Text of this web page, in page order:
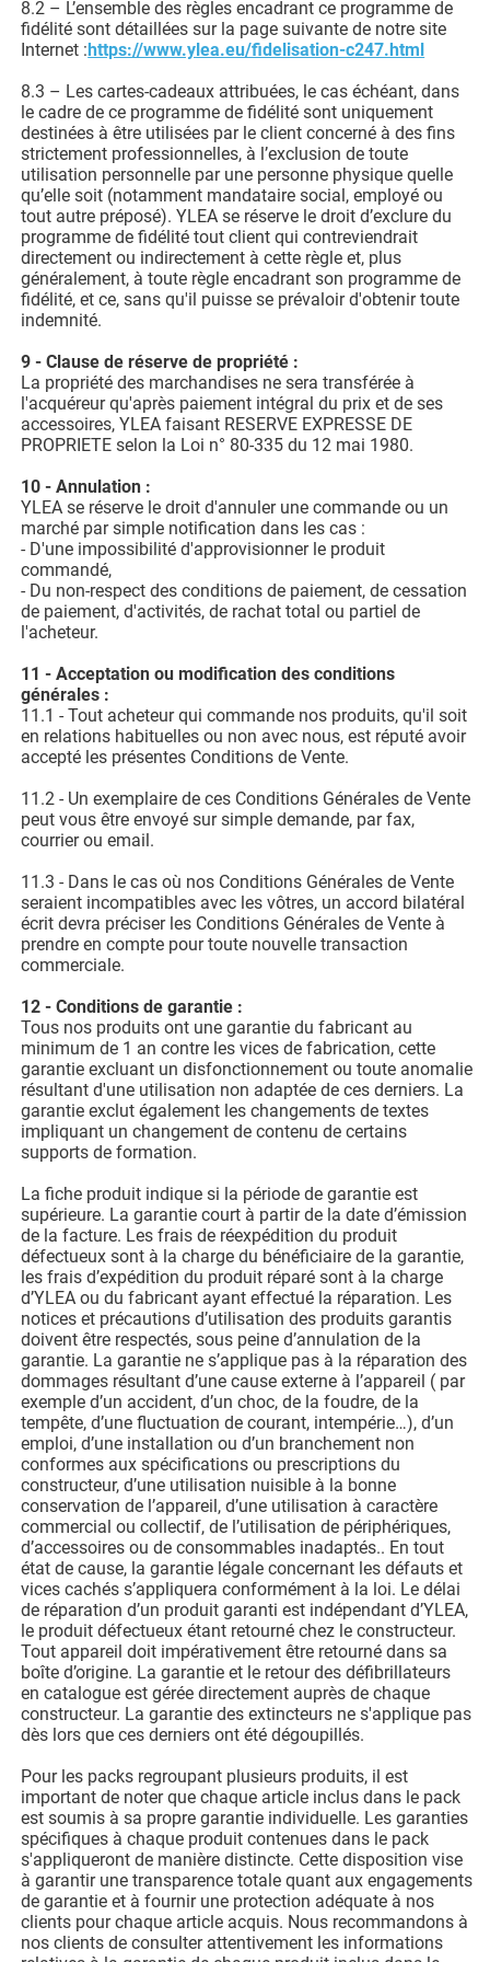
8.2 – L’ensemble des règles encadrant ce programme de
fidélité sont détaillées sur la page suivante de notre site
Internet :https://www.ylea.eu/fidelisation-c247.html
8.3 – Les cartes-cadeaux attribuées, le cas échéant, dans
le cadre de ce programme de fidélité sont uniquement
destinées à être utilisées par le client concerné à des fins
strictement professionnelles, à l’exclusion de toute
utilisation personnelle par une personne physique quelle
qu’elle soit (notamment mandataire social, employé ou
tout autre préposé). YLEA se réserve le droit d’exclure du
programme de fidélité tout client qui contreviendrait
directement ou indirectement à cette règle et, plus
généralement, à toute règle encadrant son programme de
fidélité, et ce, sans qu'il puisse se prévaloir d'obtenir toute
indemnité.
9 - Clause de réserve de propriété :
La propriété des marchandises ne sera transférée à
l'acquéreur qu'après paiement intégral du prix et de ses
accessoires, YLEA faisant RESERVE EXPRESSE DE
PROPRIETE selon la Loi n° 80-335 du 12 mai 1980.
10 - Annulation :
YLEA se réserve le droit d'annuler une commande ou un
marché par simple notification dans les cas :
- D'une impossibilité d'approvisionner le produit
commandé,
- Du non-respect des conditions de paiement, de cessation
de paiement, d'activités, de rachat total ou partiel de
l'acheteur.
11 - Acceptation ou modification des conditions
générales :
11.1 - Tout acheteur qui commande nos produits, qu'il soit
en relations habituelles ou non avec nous, est réputé avoir
accepté les présentes Conditions de Vente.
11.2 - Un exemplaire de ces Conditions Générales de Vente
peut vous être envoyé sur simple demande, par fax,
courrier ou email.
11.3 - Dans le cas où nos Conditions Générales de Vente
seraient incompatibles avec les vôtres, un accord bilatéral
écrit devra préciser les Conditions Générales de Vente à
prendre en compte pour toute nouvelle transaction
commerciale.
12 - Conditions de garantie :
Tous nos produits ont une garantie du fabricant au
minimum de 1 an contre les vices de fabrication, cette
garantie excluant un disfonctionnement ou toute anomalie
résultant d'une utilisation non adaptée de ces derniers. La
garantie exclut également les changements de textes
impliquant un changement de contenu de certains
supports de formation.
La fiche produit indique si la période de garantie est
supérieure. La garantie court à partir de la date d’émission
de la facture. Les frais de réexpédition du produit
défectueux sont à la charge du bénéficiaire de la garantie,
les frais d’expédition du produit réparé sont à la charge
d’YLEA ou du fabricant ayant effectué la réparation. Les
notices et précautions d’utilisation des produits garantis
doivent être respectés, sous peine d’annulation de la
garantie. La garantie ne s’applique pas à la réparation des
dommages résultant d’une cause externe à l’appareil ( par
exemple d’un accident, d’un choc, de la foudre, de la
tempête, d’une fluctuation de courant, intempérie…), d’un
emploi, d’une installation ou d’un branchement non
conformes aux spécifications ou prescriptions du
constructeur, d’une utilisation nuisible à la bonne
conservation de l’appareil, d’une utilisation à caractère
commercial ou collectif, de l’utilisation de périphériques,
d’accessoires ou de consommables inadaptés.. En tout
état de cause, la garantie légale concernant les défauts et
vices cachés s’appliquera conformément à la loi. Le délai
de réparation d’un produit garanti est indépendant d’YLEA,
le produit défectueux étant retourné chez le constructeur.
Tout appareil doit impérativement être retourné dans sa
boîte d’origine. La garantie et le retour des défibrillateurs
en catalogue est gérée directement auprès de chaque
constructeur. La garantie des extincteurs ne s'applique pas
dès lors que ces derniers ont été dégoupillés.
Pour les packs regroupant plusieurs produits, il est
important de noter que chaque article inclus dans le pack
est soumis à sa propre garantie individuelle. Les garanties
spécifiques à chaque produit contenues dans le pack
s'appliqueront de manière distincte. Cette disposition vise
à garantir une transparence totale quant aux engagements
de garantie et à fournir une protection adéquate à nos
clients pour chaque article acquis. Nous recommandons à
nos clients de consulter attentivement les informations